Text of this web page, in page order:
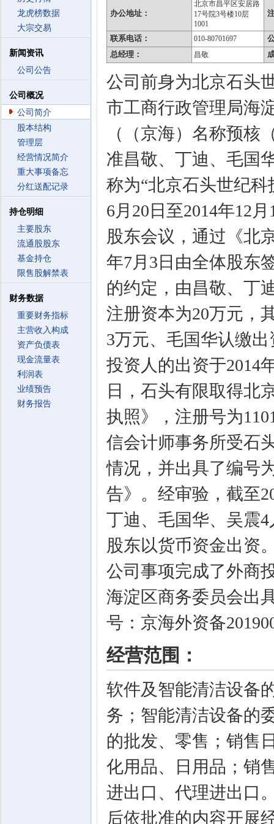
龙虎榜数据
大宗交易
新闻资讯
公司公告
公司概况
公司简介
股本结构
管理层
经营情况简介
重大事项备忘
分红送配记录
持仓明细
主要股东
流通股股东
基金持仓
限售股解禁表
财务数据
重要财务指标
主营收入构成
资产负债表
现金流量表
利润表
业绩预告
财务报告
办公地址：
北京市昌平区安居路
17号院3号楼10层
1001
联系电话： 010-80701697
总经理：
昌敬
公司前身为北京石头
市工商行政管理局海
（（京海）名称预核
准昌敬、丁迪、毛国
称为“北京石头世纪
6月20日至2014年12
股东会议，通过《北
年7月3日由全体股东
的约定，由昌敬、丁
注册资本为20万元，
3万元、毛国华认缴
投资人的出资于2014
日，石头有限取得北
执照》，注册号为
信会计师事务所受石
情况，并出具了编号
告》。经审验，截至
丁迪、毛国华、吴震
股东以货币资金出资
公司事项完成了外商
海淀区商务委员会出
号：京海外资备
经营范围：
软件及智能清洁设备
务；智能清洁设备的
的批发、零售；销售
化用品、日用品；销
进出口、代理进出口
后依批准的内容开展